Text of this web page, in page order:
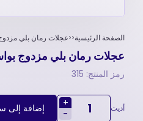
الصفحة الرئيسية عجلات رمان بلي مزدوج
عجلات رمان بلي مزدوج بواسطه
رمز المنتج: 315
أديت
+
-
إضافة إلى